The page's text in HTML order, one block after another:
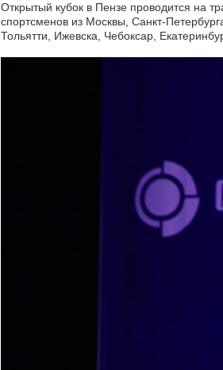
Открытый кубок в Пензе проводится на
спортсменов из Москвы, Санкт-
Тольятти, Ижевска, Чебоксар,